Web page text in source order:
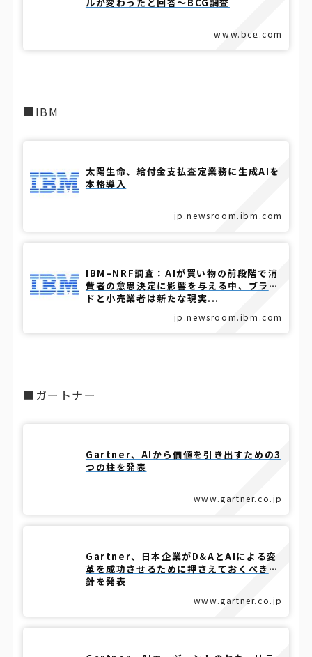
www.bcg.com
■IBM
jp.newsroom.ibm.com
太陽生命、給付金支払査定業務に生成AIを
本格導入
jp.newsroom.ibm.com
IBM–NRF調査：AIが買い物の前段階で消
費者の意思決定に影響を与える中、ブラン
ドと小売業者は新たな現実...
■ガートナー
www.gartner.co.jp
Gartner、AIから価値を引き出すための3
つの柱を発表
www.gartner.co.jp
Gartner、日本企業がD&AとAIによる変
革を成功させるために押さえておくべき指
針を発表